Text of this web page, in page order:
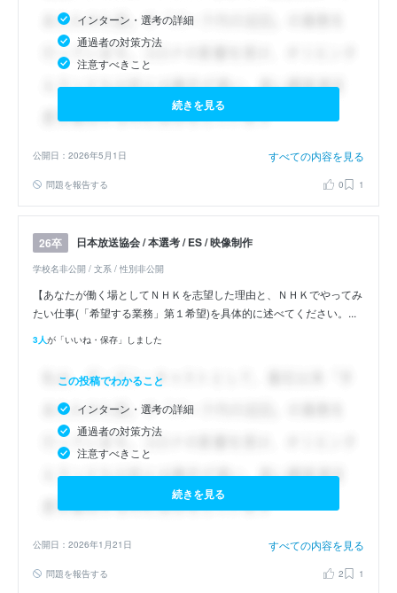
インターン・選考の詳細
通過者の対策方法
注意すべきこと
続きを見る
公開日：2026年5月1日 すべての内容を見る
問題を報告する 0 1
26卒 日本放送協会 / 本選考 / ES / 映像制作
学校名非公開 / 文系 / 性別非公開
【あなたが働く場としてＮＨＫを志望した理由と、ＮＨＫでやってみ
たい仕事(「希望する業務」第１希望)を具体的に述べてください。...
3人が「いいね・保存」しました
この投稿でわかること
インターン・選考の詳細
通過者の対策方法
注意すべきこと
続きを見る
公開日：2026年1月21日 すべての内容を見る
問題を報告する 2 1